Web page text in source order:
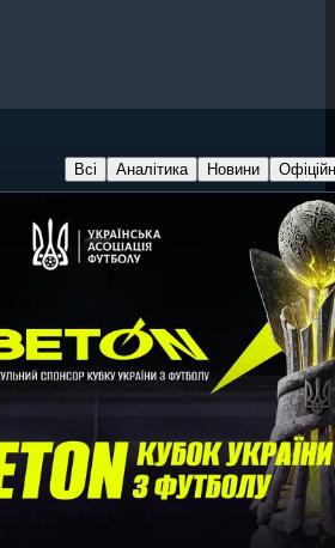
Всі Аналітика Новини